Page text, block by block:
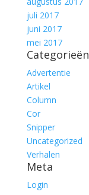
juli 2017
juni 2017
mei 2017
Categorieën
Advertentie
Artikel
Column
Cor
Snipper
Uncategorized
Verhalen
Meta
Login